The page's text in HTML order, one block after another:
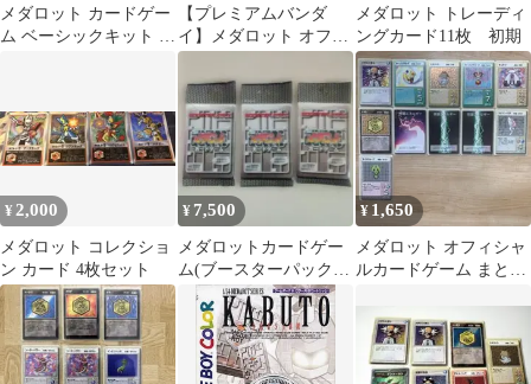
メダロット カードゲー
ム ベーシックキット ク
【プレミアムバンダ
イ】メダロット オフィ
シャルカードゲーム セ
レクションBOX
メダロット トレーディ
ングカード11枚 初期
¥ 2,000
メダロット コレクショ
ン カード 4枚セット
¥ 7,500
メダロットカードゲー
ム(ブースターパック）
3パック(1パック10枚入
りＸ3）
¥ 1,650
メダロット オフィシャ
ルカードゲーム まとめ